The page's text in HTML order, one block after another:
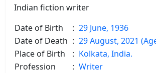
Indian fiction writer
Date of Birth
: 29 June, 1936
Date of Death : 29 August, 2021
Place of Birth
: Kolkata, India.
Profession
: Writer